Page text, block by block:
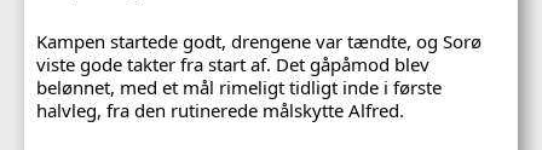
Kampen startede godt, drengene var tændte, og Sorø
viste gode takter fra start af. Det gåpåmod blev
belønnet, med et mål rimeligt tidligt inde i første
halvleg, fra den rutinerede målskytte Alfred.